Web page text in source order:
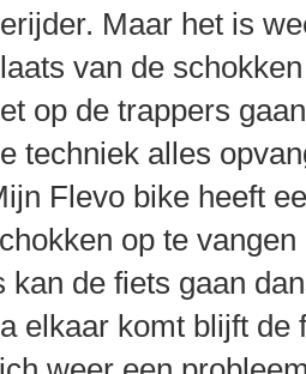
Maar het is
van de
op de trappers
techniek alles
Flevo bike heeft
op te
kan de fiets gaan
elkaar komt blijft de